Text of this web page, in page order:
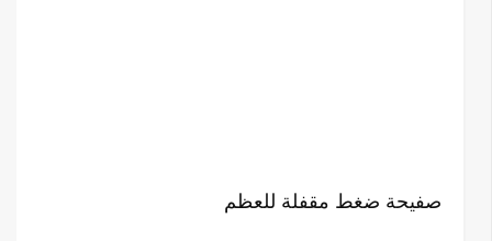
صفيحة ضغط مقفلة للعظم